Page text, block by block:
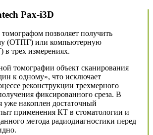
Pax-i3D
позволяет получить
(ОТПГ) или компьютерную
трех измерениях.
томографии объект сканирования
к одному», что исключает
реконструкции трехмерного
фиксированного среза. В
уже накоплен достаточный
применения КТ в стоматологии и
метода радиодиагностики перед